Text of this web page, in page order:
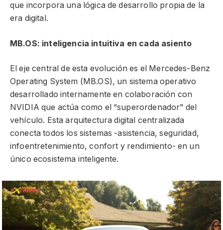
que incorpora una lógica de desarrollo propia de la
era digital.
MB.OS: inteligencia intuitiva en cada asiento
El eje central de esta evolución es el Mercedes-Benz
Operating System (MB.OS), un sistema operativo
desarrollado internamente en colaboración con
NVIDIA que actúa como el “superordenador” del
vehículo. Esta arquitectura digital centralizada
conecta todos los sistemas -asistencia, seguridad,
infoentretenimiento, confort y rendimiento- en un
único ecosistema inteligente.